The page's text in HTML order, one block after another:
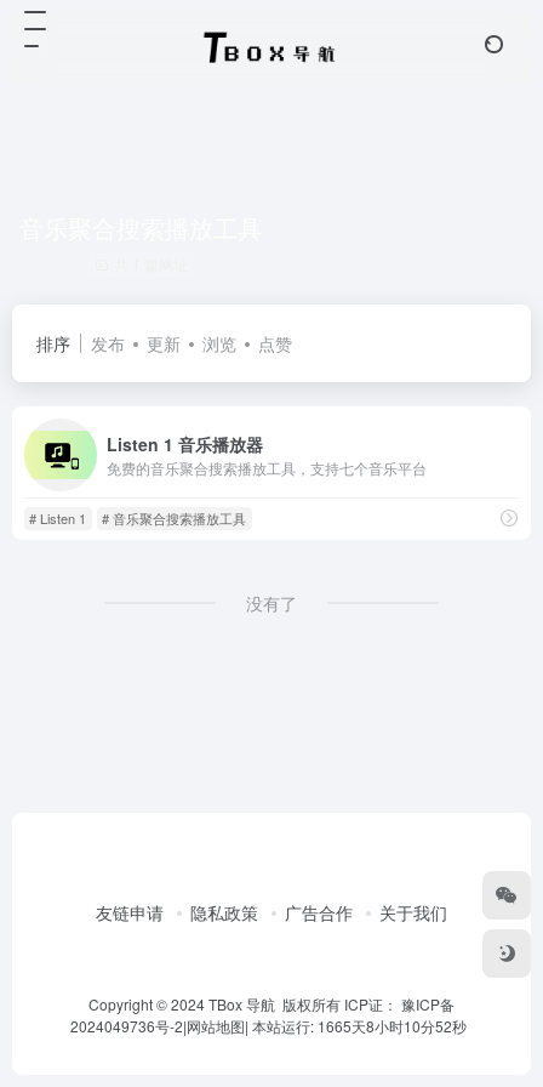
排序 发布 更新 浏览 点赞
Listen 1 音乐播放器
免费的音乐聚合搜索播放工具，支持七个音乐平台
# Listen 1 # 音乐聚合搜索播放工具
没有了
友链申请 隐私政策 广告合作 关于我们
Copyright © 2024 TBox 导航 版权所有 ICP证： 豫ICP备
2024049736号-2|网站地图| 本站运行: 1665天8小时10分52秒